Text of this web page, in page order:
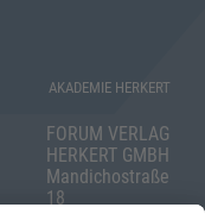
AKADEMIE HERKERT
FORUM VERLAG
HERKERT GMBH
Mandichostraße
18